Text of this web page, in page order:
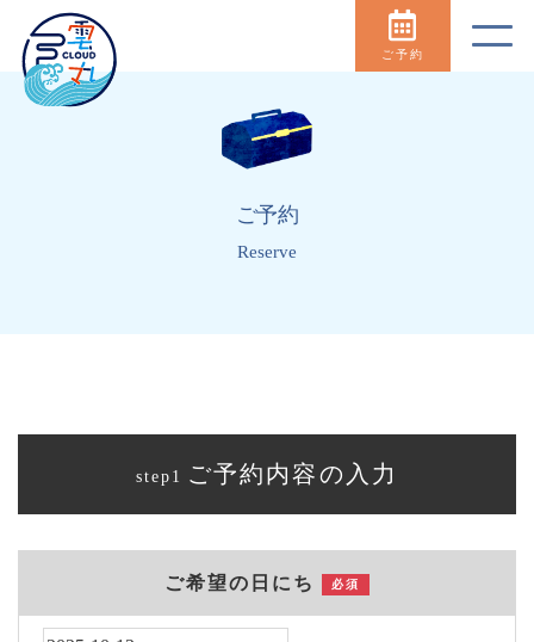
ご予約
ご予約
Reserve
step1 ご予約内容の入力
ご希望の日にち 必須